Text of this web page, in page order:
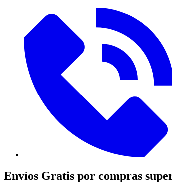
Envíos Gratis por compras